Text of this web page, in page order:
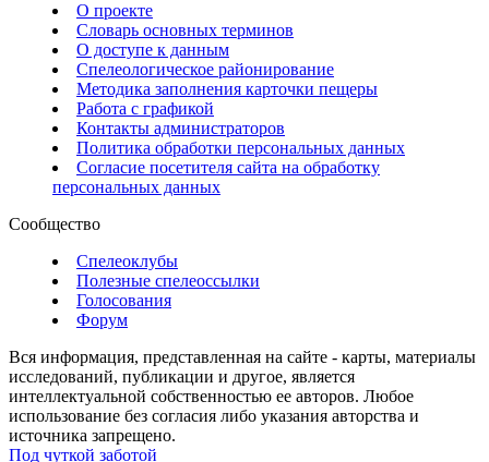
О проекте
Словарь основных терминов
О доступе к данным
Спелеологическое районирование
Методика заполнения карточки пещеры
Работа с графикой
Контакты администраторов
Политика обработки персональных данных
Согласие посетителя сайта на обработку
персональных данных
Сообщество
Спелеоклубы
Полезные спелеоссылки
Голосования
Форум
Вся информация, представленная на сайте - карты, материалы
исследований, публикации и другое, является
интеллектуальной собственностью ее авторов. Любое
использование без согласия либо указания авторства и
источника запрещено.
Под чуткой заботой